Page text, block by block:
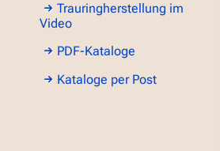
Trauringherstellung im
Video
PDF-Kataloge
Kataloge per Post